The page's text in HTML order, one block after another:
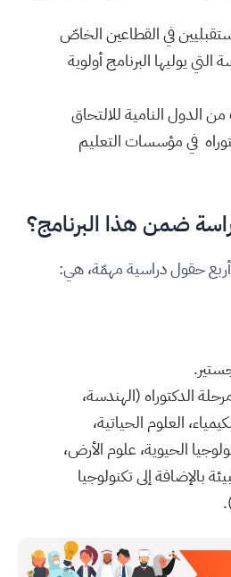
في القطاعين الخاصّ
يوليها البرنامج أولوية
الدول النامية للالتحاق
في مؤسسات التعليم
ضمن هذا البرنامج؟
حقول دراسية مهمّة، هي:
الدكتوراه (الهندسة،
العلوم الحياتية،
الحيوية، علوم الأرض،
بالإضافة إلى تكنولوجيا